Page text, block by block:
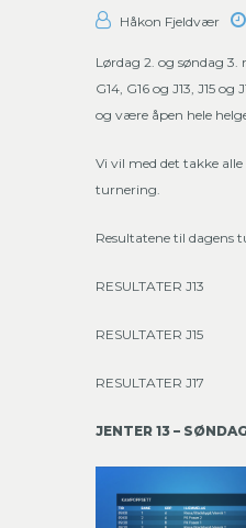
Håkon Fjeldvær
Lørdag 2. og søndag 3.
G14, G16 og J13, J15
og være åpen hele
Vi vil med det takke
turnering.
Resultatene til dagens
RESULTATER J13
RESULTATER J15
RESULTATER J17
JENTER 13 –